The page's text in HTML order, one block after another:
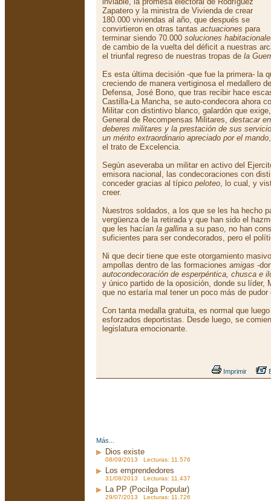
Zapatero y la ministra de Vivienda de crear
180.000 viviendas al año, que después se
convirtieron en otras tantas actuaciones para
terminar siendo 70.000 soluciones
de cambio de la vuelta del déficit a nuestras
el triunfal regreso de nuestras tropas de la
Es esta última decisión -que fue la primera- la
creciendo de manera vertiginosa el medallero
Defensa, José Bono, que tras recibir hace
Castilla-La Mancha, se auto-condecora ahora
Militar con distintivo blanco, galardón que
General de Recompensas Militares, destacar
deberes militares y la prestación de sus
un mérito extraordinario apreciado por el mando
el trato de Excelencia.
Según aseveraba un militar en activo del
emisora nacional, las condecoraciones con
conceder gracias al típico peloteo, lo cual, y
creer.
Nuestros soldados, a los que se les ha hecho
vergüenza de la retirada y que han sido el
que les hacían la gallina a su paso, no han
suficientes para ser condecorados, pero el
Ni que decir tiene que este otorgamiento
ampollas dentro de las formaciones amigas -
autocondecoración de esperpéntica, chusca e
y único partido de la oposición, donde su líder,
que no estaría mal tener un poco más de
Con tanta medalla gratuita, es normal que
esforzados deportistas. Desde luego, se
legislatura emocionante.
Imprimir
Más...
Dios existe
08/09/2013 Lecturas: 11.576
Los emprendedores
31/08/2013 Lecturas: 11.437
La PP (Pocilga Popular)
29/07/2013 Lecturas: 11.726